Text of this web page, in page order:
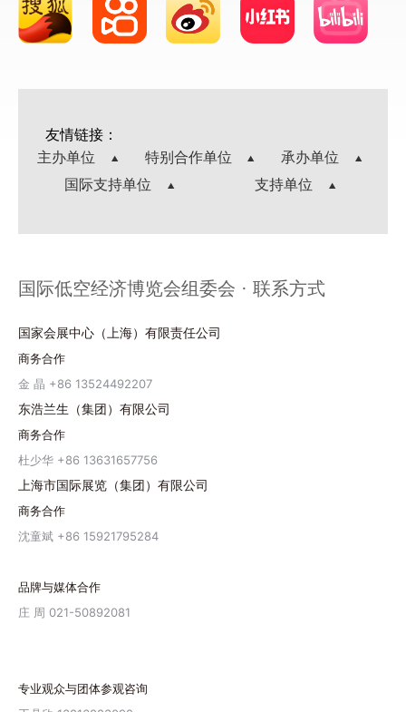
友情链接：
主办单位
特别合作单位
承办单位
国际支持单位
支持单位
国际低空经济博览会组委会 · 联系方式
国家会展中心（上海）有限责任公司
商务合作
金 晶 +86 13524492207
东浩兰生（集团）有限公司
商务合作
杜少华 +86 13631657756
上海市国际展览（集团）有限公司
商务合作
沈童斌 +86 15921795284
品牌与媒体合作
庄 周 021-50892081
专业观众与团体参观咨询